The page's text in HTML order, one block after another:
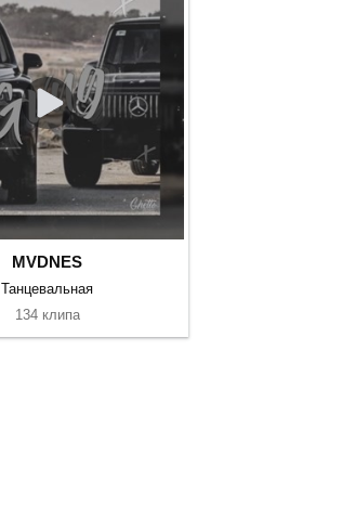
MVDNES
Танцевальная
134 клипа